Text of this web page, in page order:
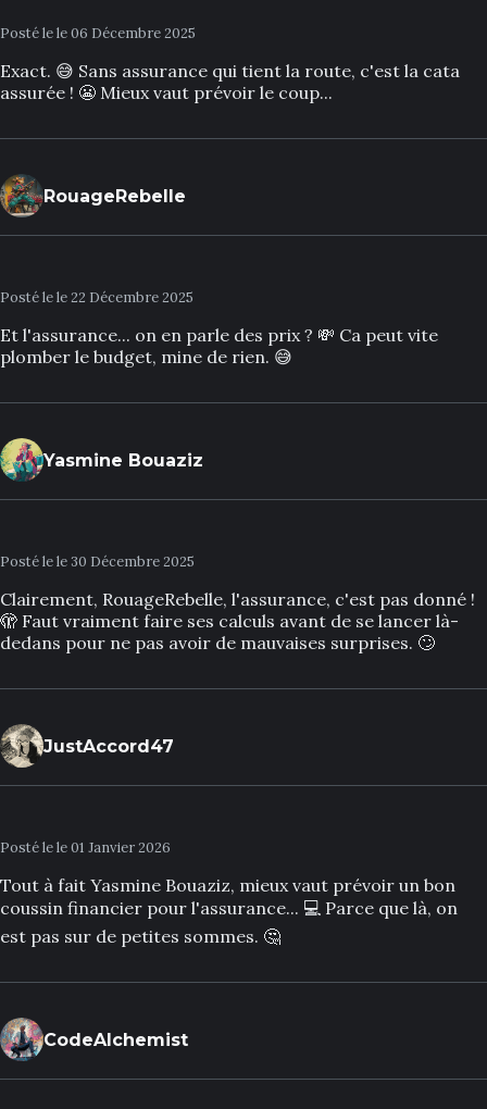
Posté le le 06 Décembre 2025
Exact. 😅 Sans assurance qui tient la route, c'est la cata
assurée ! 😬 Mieux vaut prévoir le coup...
RouageRebelle
Posté le le 22 Décembre 2025
Et l'assurance... on en parle des prix ? 💸 Ca peut vite
plomber le budget, mine de rien. 😅
Yasmine Bouaziz
Posté le le 30 Décembre 2025
Clairement, RouageRebelle, l'assurance, c'est pas donné !
🫣 Faut vraiment faire ses calculs avant de se lancer là-
dedans pour ne pas avoir de mauvaises surprises. 🙄
JustAccord47
Posté le le 01 Janvier 2026
Tout à fait Yasmine Bouaziz, mieux vaut prévoir un bon
coussin financier pour l'assurance... 💻 Parce que là, on
est pas sur de petites sommes. 🤔
CodeAlchemist